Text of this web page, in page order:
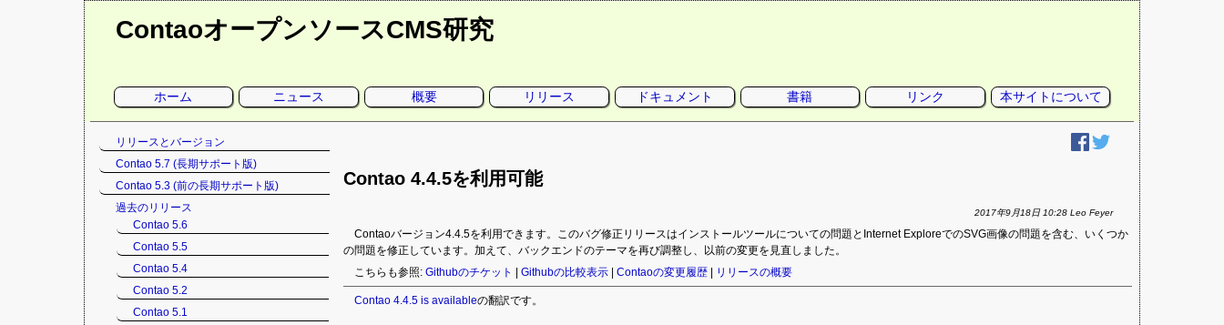
ContaoオープンソースCMS研究
ー
ホーム ニュース 概要 リリース ドキュメント 書籍 リンク 本サイトについて
Contao 4.4.5を利用可能
2017年9月18日 10:28 Leo Feyer
Contaoバージョン4.4.5を利用できます。このバグ修正リリースはインストールツールについての問題とInternet ExploreでのSVG画像の問題を含む、いくつか
の問題を修正しています。加えて、バックエンドのテーマを再び調整し、以前の変更を見直しました。
こちらも参照:Githubのチケット |Githubの比較表示 |Contaoの変更履歴 リリースの概要
Contao 4.4.5 is availableの翻訳です。
ゲ
ー
リリースとバージョン
Contao 5.7 (長期サポート版)
Contao 5.3 (前の長期サポート版)
過去のリリース
Contao 5.6
Contao 5.5
Contao 5.4
Contao 5.2
Contao 5.1